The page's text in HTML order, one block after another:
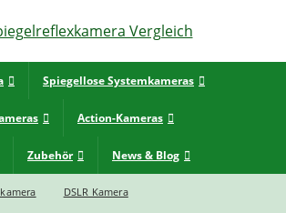
Spiegellose Systemkameras
Action-Kameras
Zubehör News & Blog
DSLR Kamera